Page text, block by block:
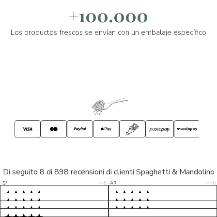
+100.000
Los productos frescos se envían con un embalaje específico
Di seguito 8 di 898 recensioni di clienti Spaghetti & Mandolino
S* 5/5
Tutto ok. Consegna celere , pacco
perfetto, formaggio arrivato in
LP 5/5
Ottimi formaggi vegani, consegna
M* 5/5
MC 5/5
AR 5/5
esperienza sicuramente positiva,
D* 5/5
S* 5/5